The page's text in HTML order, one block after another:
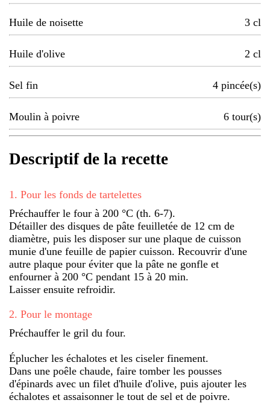
Huile de noisette 3 cl
Huile d'olive 2 cl
Sel fin 4 pincée(s)
Moulin à poivre 6 tour(s)
Descriptif de la recette
1 . Pour les fonds de tartelettes
Préchauffer le four à 200 °C (th. 6-7).
Détailler des disques de pâte feuilletée de 12 cm de
diamètre, puis les disposer sur une plaque de cuisson
munie d'une feuille de papier cuisson. Recouvrir d'une
autre plaque pour éviter que la pâte ne gonfle et
enfourner à 200 °C pendant 15 à 20 min.
Laisser ensuite refroidir.
2. Pour le montage
Préchauffer le gril du four.
Éplucher les échalotes et les ciseler finement.
Dans une poêle chaude, faire tomber les pousses
d'épinards avec un filet d'huile d'olive, puis ajouter les
échalotes et assaisonner le tout de sel et de poivre.